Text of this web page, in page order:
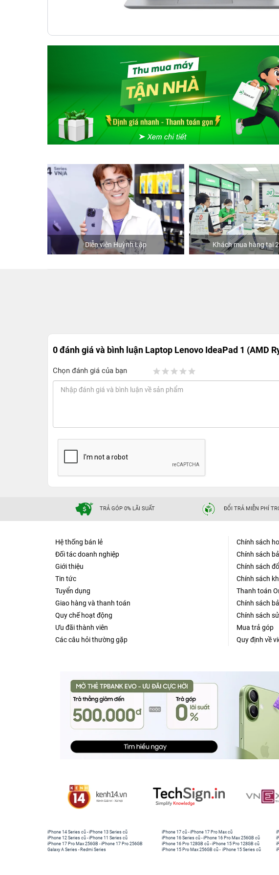
Diễn viên Huỳnh Lập Khách mua hàng tại
0 đánh giá và bình luận Laptop Lenovo IdeaPad 1 (AMD
Chọn đánh giá của bạn
TRẢ GÓP 0% LÃI SUẤT ĐỔI TRẢ MIỄN PHÍ
Hệ thống bán lẻ
Đối tác doanh nghiệp
Giới thiệu
Tin tức
Tuyển dụng
Giao hàng và thanh toán
Quy chế hoạt động
Ưu đãi thành viên
Các câu hỏi thường gặp
Chính sách
Chính sách
Chính sách
Chính sách
Thanh toán
Chính sách
Chính sách
Mua trả góp
Quy định về
iPhone 14 Series cũ -iPhone 13 Series cũ
iPhone 12 Series cũ -iPhone 11 Series cũ
iPhone 17 Pro Max 256GB -iPhone 17 Pro 256GB
Galaxy A Series - Redmi Series
iPhone 17 cũ -iPhone 17 Pro Max cũ
iPhone 16 Series cũ - iPhone 16 Pro Max 256GB cũ
iPhone 16 Pro 128GB cũ -iPhone 15 Pro 128GB cũ
iPhone 15 Pro Max 256GB cũ - iPhone 15 Series cũ